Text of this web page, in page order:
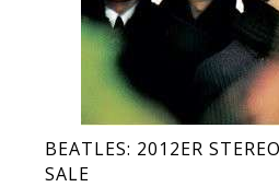
BEATLES: 2012ER
SALE